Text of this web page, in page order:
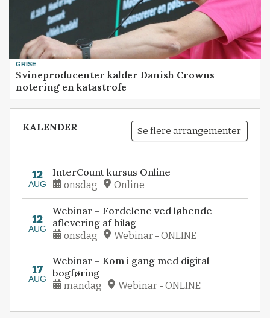
GRISE
Svineproducenter kalder Danish Crowns
notering en katastrofe
KALENDER Se flere arrangementer
12
AUG
InterCount kursus Online
onsdag Online
12
AUG
Webinar – Fordelene ved løbende
aflevering af bilag
onsdag Webinar - ONLINE
17
AUG
Webinar – Kom i gang med digital
bogføring
mandag Webinar - ONLINE